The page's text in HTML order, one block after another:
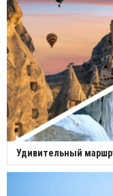
Удивительный